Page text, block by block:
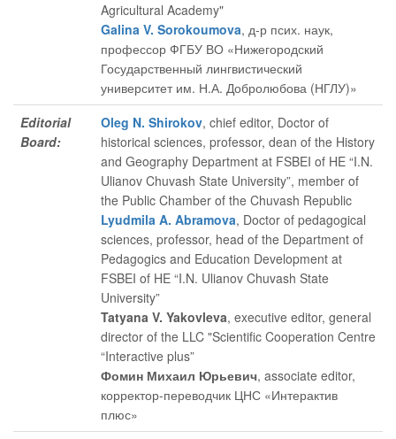
Agricultural Academy"
Galina V. Sorokoumova, д-р псих. наук,
профессор ФГБУ ВО «Нижегородский
Государственный лингвистический
университет им. Н.А. Добролюбова (НГЛУ)»
Editorial
Board:
Oleg N. Shirokov, chief editor, Doctor of
historical sciences, professor, dean of the History
and Geography Department at FSBEI of HE “I.N.
Ulianov Chuvash State University”, member of
the Public Chamber of the Chuvash Republic
Lyudmila A. Abramova, Doctor of pedagogical
sciences, professor, head of the Department of
Pedagogics and Education Development at
FSBEI of HE “I.N. Ulianov Chuvash State
University”
Tatyana V. Yakovleva, executive editor, general
director of the LLC "Scientific Cooperation Centre
“Interactive plus”
Фомин Михаил Юрьевич, associate editor,
корректор-переводчик ЦНС «Интерактив
плюс»